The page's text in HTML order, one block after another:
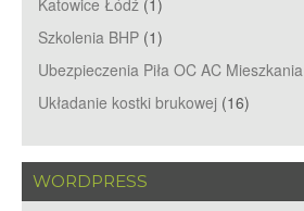
Katowice Łódź (1)
Szkolenia BHP (1)
Ubezpieczenia Piła OC AC Mieszkania
Układanie kostki brukowej (16)
WORDPRESS